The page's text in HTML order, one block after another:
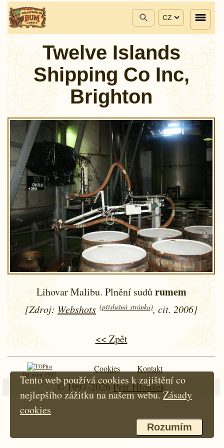
CZ
Twelve Islands
Shipping Co Inc,
Brighton
Lihovar Malibu. Plnění sudůrumem
[Zdroj: Webshots (příslušná stránka), cit. 2006]
<< Zpět
Od roku 1997
Cookies Kontakt
© 1997-2026Petr Hloušek
Tento web používá cookies k zajištění co
nejlepšího zážitku na našem webu.Zásady
cookies
Rozumím